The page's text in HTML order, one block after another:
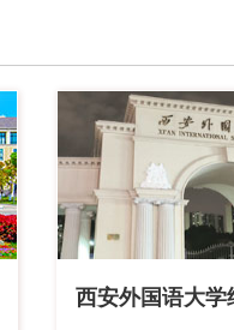
西安外国语大学